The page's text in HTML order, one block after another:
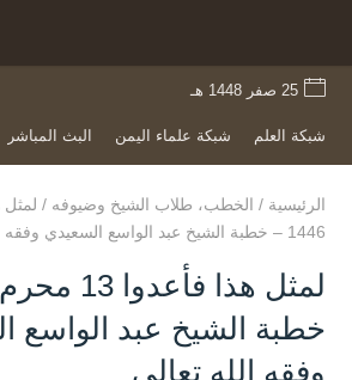
25 صفر 1448 هـ
شبكة العلم شبكة علماء اليمن البث المباشر
الرئيسية / الخطب، طلاب الشيخ وضيوفه /
1446 – خطبة الشيخ عبد الواسع السعيدي وفقه الله تعالى
خطبة الشيخ عبد الواسع
وفقه الله تعالى